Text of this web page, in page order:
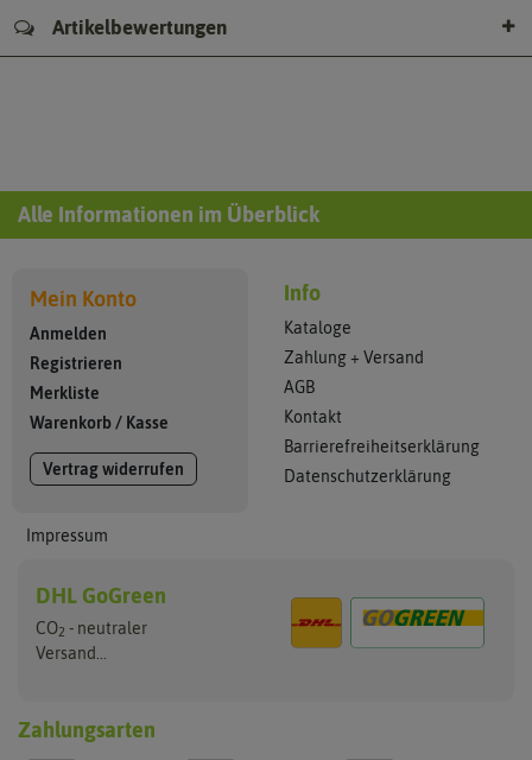
Artikelbewertungen
Alle Informationen im Überblick
Mein Konto
Anmelden
Registrieren
Merkliste
Warenkorb / Kasse
Vertrag widerrufen
Impressum
Info
Kataloge
Zahlung + Versand
AGB
Kontakt
Barrierefreiheitserklärung
Datenschutzerklärung
DHL GoGreen
CO2 - neutraler
Versand...
Zahlungsarten